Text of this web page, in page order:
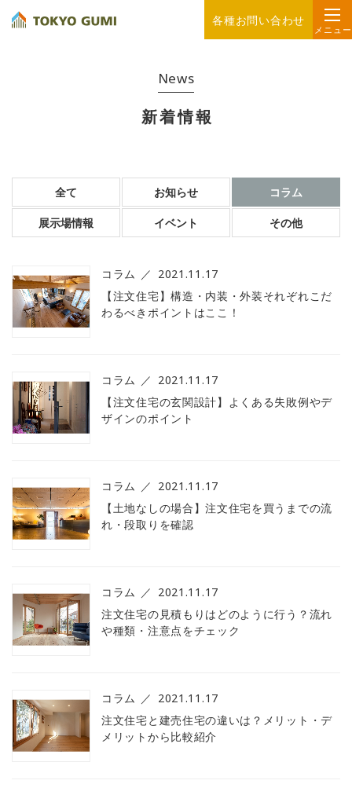
各種お問い合わせ
メニュー
News
新着情報
全て お知らせ コラム
展示場情報 イベント その他
コラム
2021.11.17
【注文住宅】構造・内装・外装それぞれこだ
わるべきポイントはここ！
コラム
2021.11.17
【注文住宅の玄関設計】よくある失敗例やデ
ザインのポイント
コラム
2021.11.17
【土地なしの場合】注文住宅を買うまでの流
れ・段取りを確認
コラム
2021.11.17
注文住宅の見積もりはどのように行う？流れ
や種類・注意点をチェック
コラム
2021.11.17
注文住宅と建売住宅の違いは？メリット・デ
メリットから比較紹介